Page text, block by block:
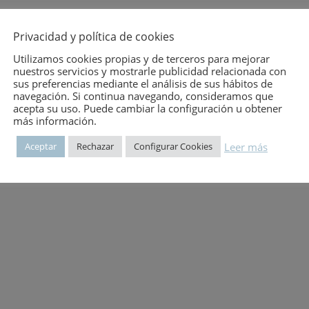
SOBRE ARTE SACRO. – CONSTITUCIÓN SACROSANCTUM
LA CULTURA HUMANA Y LA EDUCACION CRISTIANA)-
PABLO VI A LA ACADEMIA DE ARTE BEATO ANGELICO», DE
PABLO VI A LA PONTIFICIA COMISIÓN PARA EL ARTE SACRO
PRESIDENTE DE LAS CONFERENCIAS EPISCOPALES. NÚMS.
EPISCOPALES. LA CONSERVACON DEL PATRIMONIO
Privacidad y política de cookies
Utilizamos cookies propias y de terceros para mejorar
nuestros servicios y mostrarle publicidad relacionada con
sus preferencias mediante el análisis de sus hábitos de
navegación. Si continua navegando, consideramos que
acepta su uso. Puede cambiar la configuración u obtener
más información.
Aceptar Rechazar Configurar Cookies Leer más